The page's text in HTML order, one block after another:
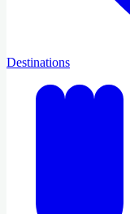
Destinations